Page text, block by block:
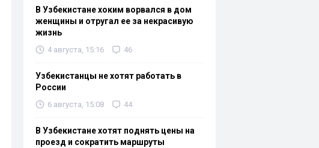
В Узбекистане хоким ворвался в дом
женщины и отругал ее за некрасивую
жизнь
4 августа, 15:16 46
Узбекистанцы не хотят работать в
России
6 августа, 15:08 44
В Узбекистане хотят поднять цены на
проезд и сократить маршруты